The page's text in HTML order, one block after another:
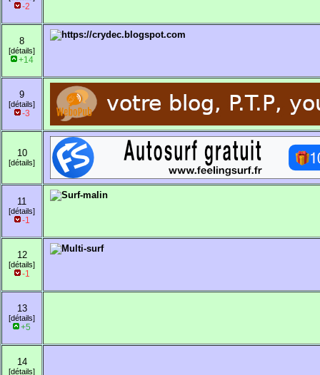
-2
8
[détails]
+14
9
[détails]
-3
10
[détails]
11
[détails]
-1
12
[détails]
-1
13
[détails]
+5
14
[détails]